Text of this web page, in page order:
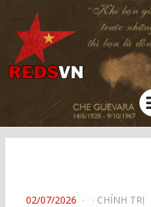
Kênh chia sẻ tri thức cộng đồng
POSTED
02/07/2026 CHÍNH TRỊ⠀